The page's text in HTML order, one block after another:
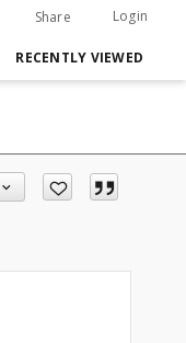
Share Login
RECENTLY VIEWED